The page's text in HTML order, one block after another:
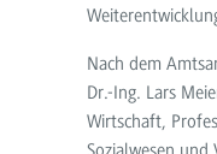
Nach dem
Dr.-Ing. Lars
Wirtschaft,